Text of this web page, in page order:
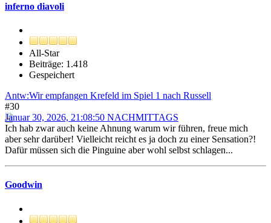
inferno diavoli
All-Star
Beiträge: 1.418
Gespeichert
Antw:Wir empfangen Krefeld im Spiel 1 nach Russell
#30
Januar 30, 2026, 21:08:50 NACHMITTAGS
Ich hab zwar auch keine Ahnung warum wir führen, freue mich
aber sehr darüber! Vielleicht reicht es ja doch zu einer Sensation?!
Dafür müssen sich die Pinguine aber wohl selbst schlagen...
Goodwin